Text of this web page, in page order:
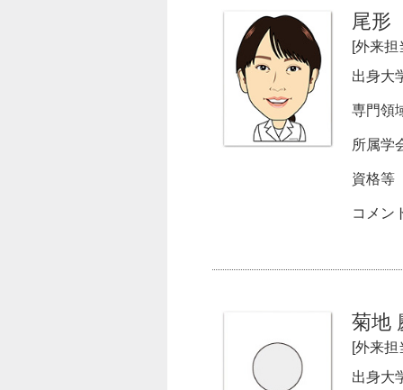
尾形
[外来
出身大
専門領
所属学
資格等
コメン
菊地
[外来
出身大